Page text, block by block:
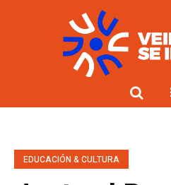
EDUCACIÓN & CULTURA